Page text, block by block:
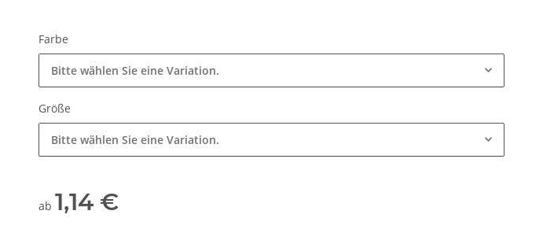
Farbe
Bitte wählen Sie eine Variation.
Größe
Bitte wählen Sie eine Variation.
ab 1,14 €